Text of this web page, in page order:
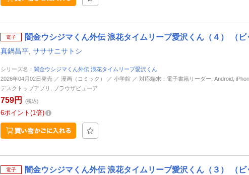
電子 闇金ウシジマくん外伝 浪花タイムリープ愛沢くん（４） （
真鍋昌平 サササニサトシ
シリーズ名： 闇金ウシジマくん外伝 浪花タイムリープ愛沢くん
2026年04月02日発売 ／ 漫画（コミック） ／ 小学館 ／ 対応端末：電子書籍リーダー, Android,
デスクトップアプリ, ブラウザビューア
759円 (税込)
6ポイント 1倍
電子 闇金ウシジマくん外伝 浪花タイムリープ愛沢くん（３） （